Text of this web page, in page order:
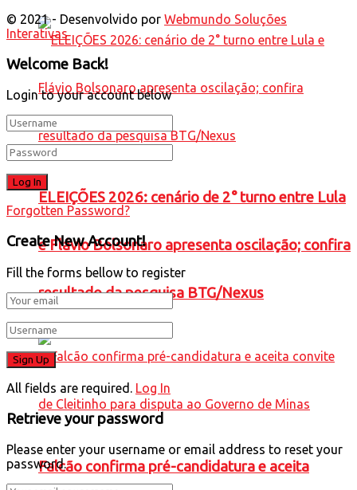
ELEIÇÕES 2026: cenário de 2° turno entre Lula
e Flávio Bolsonaro apresenta oscilação; confira
resultado da pesquisa BTG/Nexus
Falcão confirma pré-candidatura e aceita
© 2021 - Desenvolvido por Webmundo Soluções
Interativas
Welcome Back!
Login to your account below
Forgotten Password?
Create New Account!
Fill the forms bellow to register
All fields are required. Log In
Retrieve your password
Please enter your username or email address to reset your
password.